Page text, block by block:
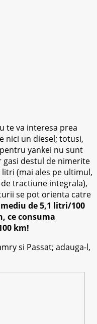
te va interesa prea
nici un diesel; totusi,
yankei nu sunt
gasi destul de nimerite
(mai ales pe ultimul,
tractiune integrala),
se pot orienta catre
de 5,1 litri/100
ce consuma
km!
si Passat; adauga-l,